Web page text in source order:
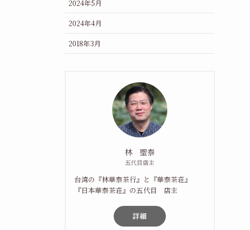
2024年5月
2024年4月
2018年3月
林 聖泰
五代目店主
台湾の『林華泰茶行』と『華泰茶荘』
『日本華泰茶荘』の五代目 店主
詳細